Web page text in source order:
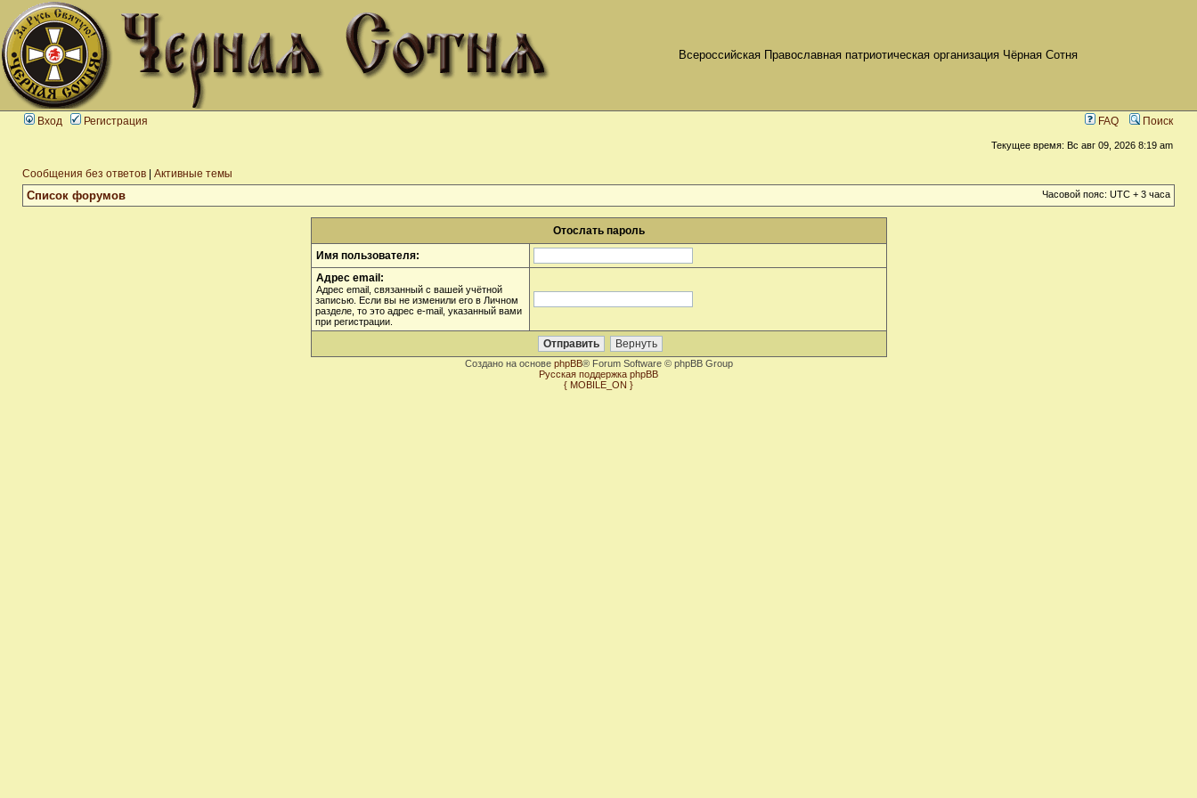
Всероссийская Православная патриотическая организация Чёрная Сотня
Вход Регистрация FAQ Поиск
Текущее время: Вс авг 09, 2026 8:19 am
Сообщения без ответов Активные темы
Список форумов Часовой пояс: UTC + 3 часа
Отослать пароль
Имя пользователя:
Адрес email:
Адрес email, связанный с вашей учётной
записью. Если вы не изменили его в Личном
разделе, то это адрес e-mail, указанный вами
при регистрации.
Создано на основе phpBB® Forum Software © phpBB Group
Русская поддержка phpBB
{ MOBILE_ON }